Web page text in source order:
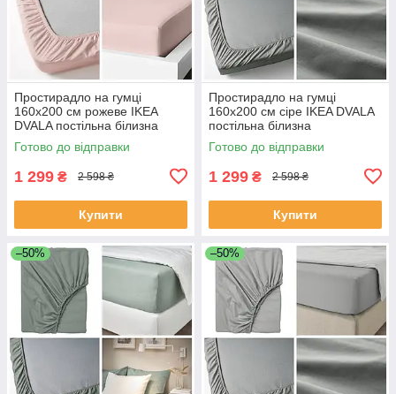
Простирадло на гумці
160х200 см рожеве IKEA
DVALA постільна білизна
двоспальна 100% бавовна
ІКЕА ДВАЛА
Готово до відправки
1 299 ₴ 2 598 ₴
Купити
Простирадло на гумці
160х200 см сіре IKEA DVALA
постільна білизна
двоспальна 100% бавовна
ІКЕА ДВАЛА
Готово до відправки
1 299 ₴ 2 598 ₴
Купити
–50% –50%